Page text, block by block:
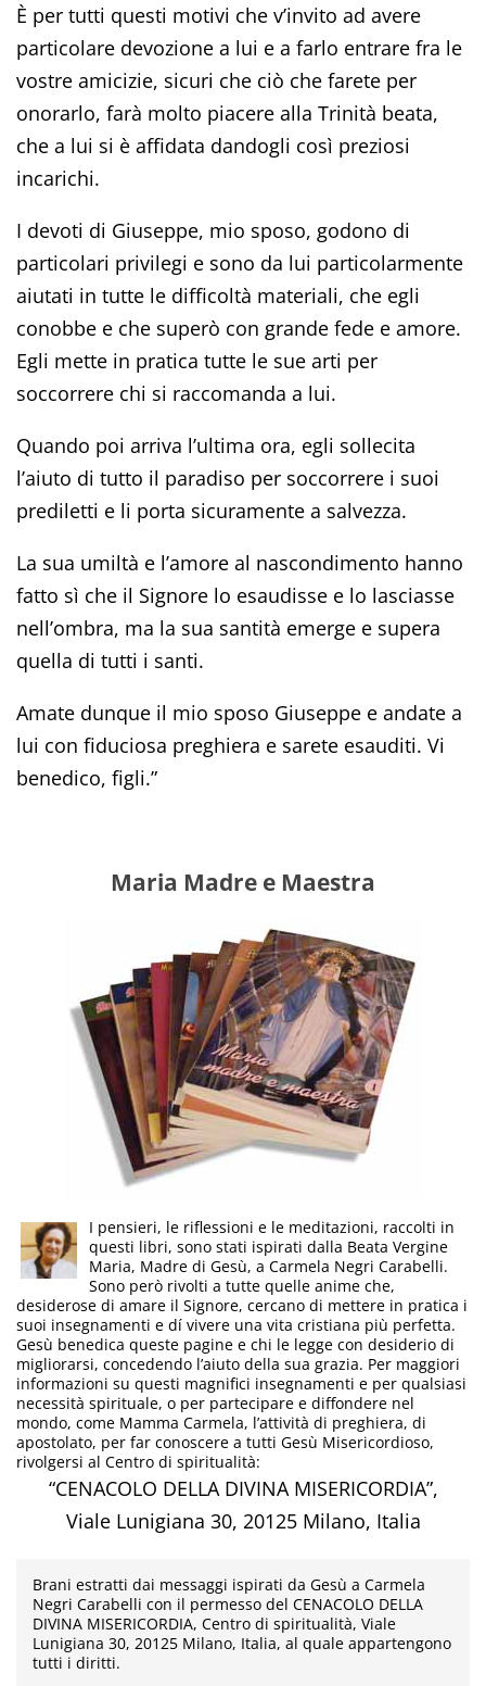
È per tutti questi motivi che v’invito ad avere
particolare devozione a lui e a farlo entrare fra le
vostre amicizie, sicuri che ciò che farete per
onorarlo, farà molto piacere alla Trinità beata,
che a lui si è affidata dandogli così preziosi
incarichi.
I devoti di Giuseppe, mio sposo, godono di
particolari privilegi e sono da lui particolarmente
aiutati in tutte le difficoltà materiali, che egli
conobbe e che superò con grande fede e amore.
Egli mette in pratica tutte le sue arti per
soccorrere chi si raccomanda a lui.
Quando poi arriva l’ultima ora, egli sollecita
l’aiuto di tutto il paradiso per soccorrere i suoi
prediletti e li porta sicuramente a salvezza.
La sua umiltà e l’amore al nascondimento hanno
fatto sì che il Signore lo esaudisse e lo lasciasse
nell’ombra, ma la sua santità emerge e supera
quella di tutti i santi.
Amate dunque il mio sposo Giuseppe e andate a
lui con fiduciosa preghiera e sarete esauditi. Vi
benedico, figli.”
Maria Madre e Maestra
I pensieri, le riflessioni e le meditazioni, raccolti in
questi libri, sono stati ispirati dalla Beata Vergine
Maria, Madre di Gesù, a Carmela Negri Carabelli.
Sono però rivolti a tutte quelle anime che,
desiderose di amare il Signore, cercano di mettere in pratica i
suoi insegnamenti e dí vivere una vita cristiana più perfetta.
Gesù benedica queste pagine e chi le legge con desiderio di
migliorarsi, concedendo l’aiuto della sua grazia. Per maggiori
informazioni su questi magnifici insegnamenti e per qualsiasi
necessità spirituale, o per partecipare e diffondere nel
mondo, come Mamma Carmela, l’attività di preghiera, di
apostolato, per far conoscere a tutti Gesù Misericordioso,
rivolgersi al Centro di spiritualità:
“CENACOLO DELLA DIVINA MISERICORDIA”,
Viale Lunigiana 30, 20125 Milano, Italia
Brani estratti dai messaggi ispirati da Gesù a Carmela
Negri Carabelli con il permesso del CENACOLO DELLA
DIVINA MISERICORDIA, Centro di spiritualità, Viale
Lunigiana 30, 20125 Milano, Italia, al quale appartengono
tutti i diritti.